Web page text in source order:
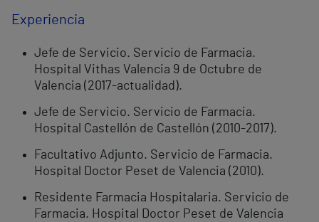
Experiencia
Jefe de Servicio. Servicio de Farmacia.
Hospital Vithas Valencia 9 de Octubre de
Valencia (2017-actualidad).
Jefe de Servicio. Servicio de Farmacia.
Hospital Castellón de Castellón (2010-2017).
Facultativo Adjunto. Servicio de Farmacia.
Hospital Doctor Peset de Valencia (2010).
Residente Farmacia Hospitalaria. Servicio de
Farmacia. Hospital Doctor Peset de Valencia